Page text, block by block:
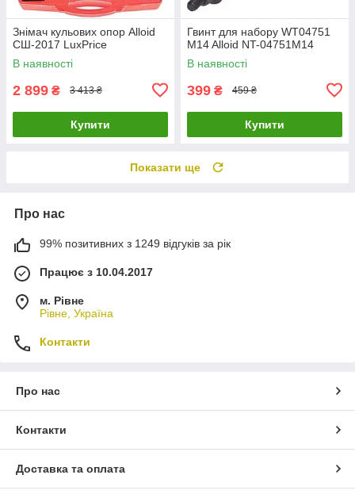
Знімач кульових опор Alloid
СШ-2017 LuxPrice
В наявності
2 899 ₴ 3 413 ₴
Купити
Гвинт для набору WT04751
M14 Alloid NT-04751M14
В наявності
399 ₴ 459 ₴
Купити
Показати ще
Про нас
99% позитивних з 1249 відгуків за рік
Працює з 10.04.2017
м. Рівне
Рівне, Україна
Контакти
Про нас
Контакти
Доставка та оплата